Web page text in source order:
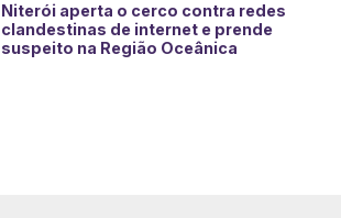
Niterói aperta o cerco contra redes
clandestinas de internet e prende
suspeito na Região Oceânica